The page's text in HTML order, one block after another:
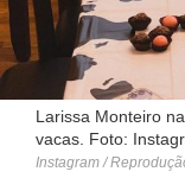
Larissa Monteiro
vacas. Foto:
Instagram /